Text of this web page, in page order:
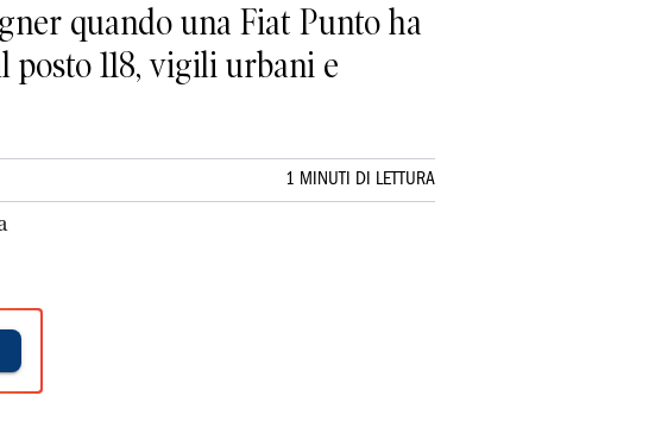
quando una Fiat Punto ha
118, vigili urbani e
1 MINUTI DI LETTURA